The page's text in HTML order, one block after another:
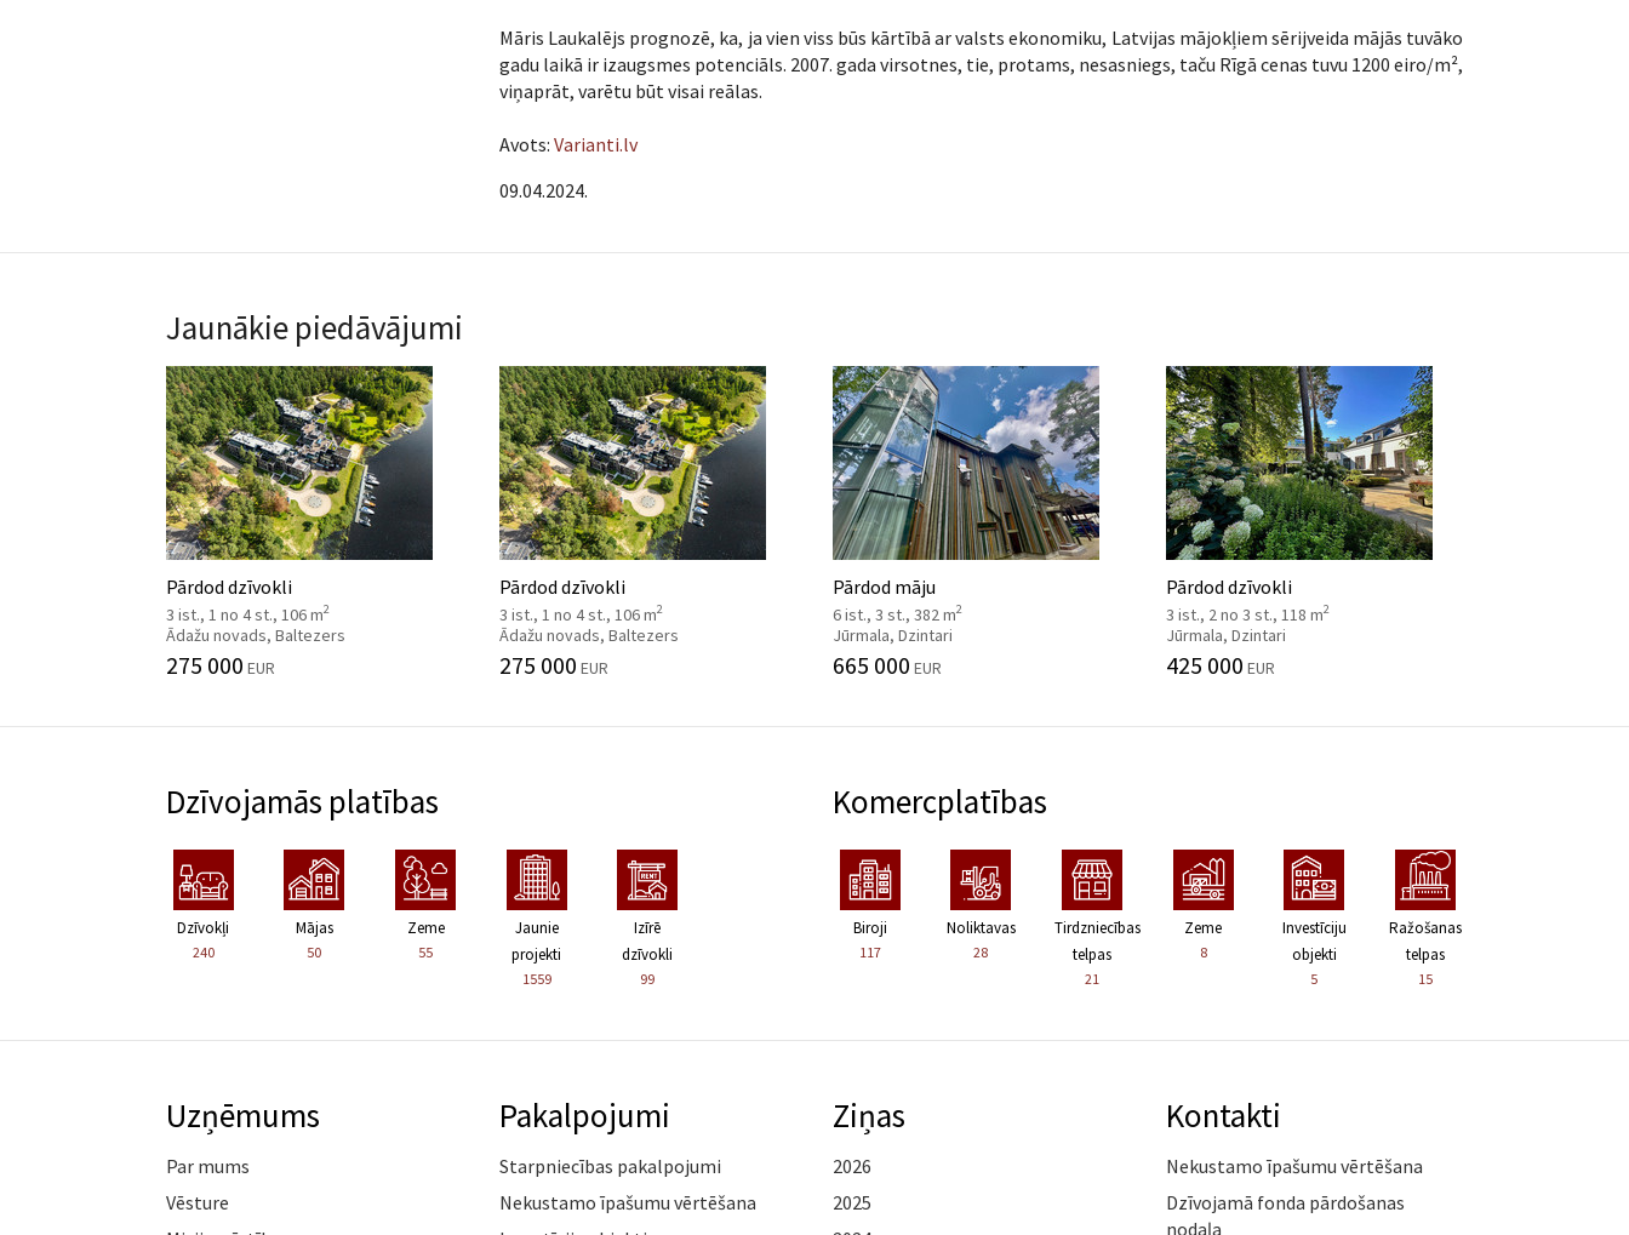
Māris Laukalējs prognozē, ka, ja vien viss būs kārtībā ar valsts ekonomiku, Latvijas mājokļiem sērijveida mājās tuvāko
gadu laikā ir izaugsmes potenciāls. 2007. gada virsotnes, tie, protams, nesasniegs, taču Rīgā cenas tuvu 1200 eiro/m²,
viņaprāt, varētu būt visai reālas.
Avots: Varianti.lv
09.04.2024.
Jaunākie piedāvājumi
Pārdod dzīvokli
3 ist., 1 no 4 st., 106 m2
Ādažu novads, Baltezers
275 000 EUR
Pārdod dzīvokli
3 ist., 1 no 4 st., 106 m2
Ādažu novads, Baltezers
275 000 EUR
Pārdod māju
6 ist., 3 st., 382 m2
Jūrmala, Dzintari
665 000 EUR
Pārdod dzīvokli
3 ist., 2 no 3 st., 118 m2
Jūrmala, Dzintari
425 000 EUR
Dzīvojamās platības
Dzīvokļi
240
Mājas
50
Zeme
55
Jaunie
projekti
1559
Izīrē
dzīvokli
99
Komercplatības
Biroji
117
Noliktavas
28
Tirdzniecības
telpas
21
Zeme
8
Investīciju
objekti
5
Ražošanas
telpas
15
Uzņēmums
Par mums
Vēsture
Pakalpojumi
Starpniecības pakalpojumi
Nekustamo īpašumu vērtēšana
Ziņas
2026
2025
Kontakti
Nekustamo īpašumu vērtēšana
Dzīvojamā fonda pārdošanas
nodaļa